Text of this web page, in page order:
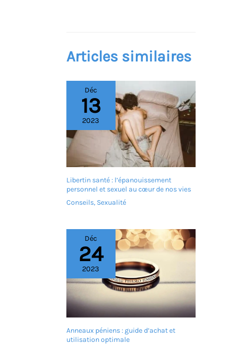
Articles similaires
Déc
13
2023
Libertin santé : l’épanouissement
personnel et sexuel au cœur de nos vies
Conseils, Sexualité
Déc
24
2023
Anneaux péniens : guide d’achat et
utilisation optimale